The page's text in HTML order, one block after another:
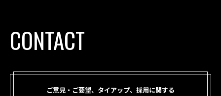
CONTACT
ご意見・ご要望、タイアップ、採用に関する